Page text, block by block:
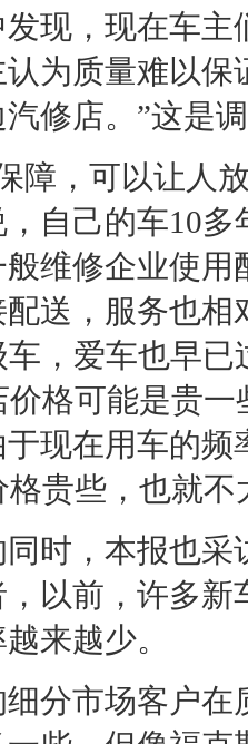
发现 ，现在车
为质量难以保
修店。”这是
障，可以让人
自己的车10
维修企业使
送，服务也
，爱车也早
价格可能是贵一
现在用车的
格贵些，也就不
时，本报也采
以前，许多新
来越少。
市场客户在